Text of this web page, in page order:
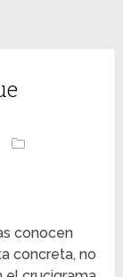
conocen
concreta, no